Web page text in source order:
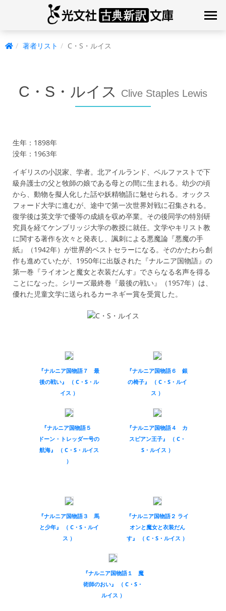
著者リスト C・S・ルイス
C・S・ルイス Clive Staples Lewis
生年：1898年
没年：1963年
イギリスの小説家、学者。北アイルランド、ベルファストで下
級弁護士の父と牧師の娘である母との間に生まれる。幼少の頃
から、動物を擬人化した話や妖精物語に魅せられる。オックス
フォード大学に進むが、途中で第一次世界対戦に召集される。
復学後は英文学で優等の成績を収め卒業。その後同学の特別研
究員を経てケンブリッジ大学の教授に就任。文学やキリスト教
に関する著作を次々と発表し、諷刺による悪魔論『悪魔の手
紙』（1942年）が世界的ベストセラーになる。そのかたわら創
作も進めていたが、1950年に出版された『ナルニア国物語』の
第一巻『ライオンと魔女と衣装だんす』でさらなる名声を得る
ことになった。シリーズ最終巻『最後の戦い』（1957年）は、
優れた児童文学に送られるカーネギー賞を受賞した。
『ナルニア国物語７ 最
後の戦い』 （ C・S・ル
イス ）
『ナルニア国物語６ 銀
の椅子』 （ C・S・ルイ
ス ）
『ナルニア国物語５
ドーン・トレッダー号の
航海』 （ C・S・ルイス
）
『ナルニア国物語４ カ
スピアン王子』 （ C・
S・ルイス ）
『ナルニア国物語３ 馬
と少年』 （ C・S・ルイ
ス ）
『ナルニア国物語２ ライ
オンと魔女と衣装だん
す』 （ C・S・ルイス ）
『ナルニア国物語１ 魔
術師のおい』 （ C・S・
ルイス ）